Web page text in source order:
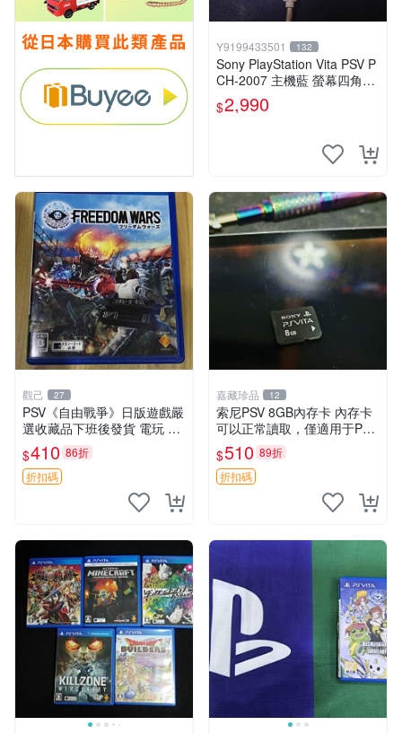
Y9199433501 132
Sony PlayStation Vita PSV P
CH-2007 主機藍 螢幕四角略
暗 可安裝遊戲 系統3.74書
$2,990
觀己 27
PSV《自由戰爭》日版遊戲嚴
選收藏品下班後發貨 電玩 測
試機 PS3 測試盒 測試片
$410 86折
折扣碼
嘉藏珍品 12
索尼PSV 8GB內存卡 內存卡
可以正常讀取，僅適用于PSV
我的主頁還有相關設備售，歡
迎購買
$510 89折
折扣碼